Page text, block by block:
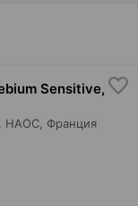
Sensitive,
НАОС , Франция